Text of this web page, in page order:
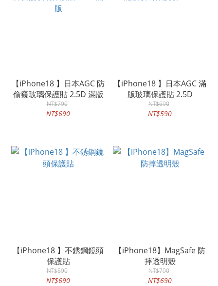
【iPhone18 】日本AGC 防
偷窺玻璃保護貼 2.5D 滿版
NT$790
NT$690
【iPhone18 】日本AGC 滿
版玻璃保護貼 2.5D
NT$690
NT$590
【iPhone18 】不銹鋼鏡頭
保護貼
NT$590
NT$690
【iPhone18】MagSafe 防
摔透明殼
NT$790
NT$690